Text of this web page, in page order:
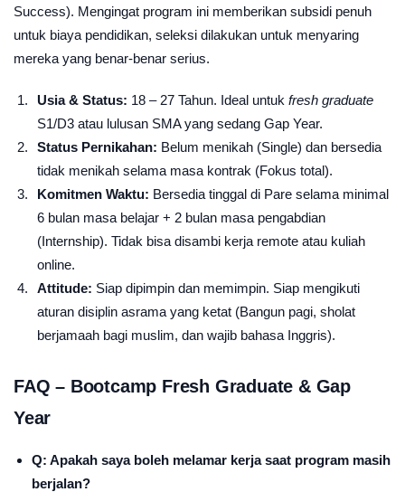
Success). Mengingat program ini memberikan subsidi penuh
untuk biaya pendidikan, seleksi dilakukan untuk menyaring
mereka yang benar-benar serius.
Usia & Status: 18 – 27 Tahun. Ideal untuk fresh graduate
S1/D3 atau lulusan SMA yang sedang Gap Year.
Status Pernikahan: Belum menikah (Single) dan bersedia
tidak menikah selama masa kontrak (Fokus total).
Komitmen Waktu: Bersedia tinggal di Pare selama minimal
6 bulan masa belajar + 2 bulan masa pengabdian
(Internship). Tidak bisa disambi kerja remote atau kuliah
online.
Attitude: Siap dipimpin dan memimpin. Siap mengikuti
aturan disiplin asrama yang ketat (Bangun pagi, sholat
berjamaah bagi muslim, dan wajib bahasa Inggris).
FAQ – Bootcamp Fresh Graduate & Gap
Year
Q: Apakah saya boleh melamar kerja saat program masih
berjalan?